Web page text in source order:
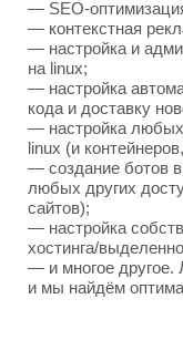
— SEO-
— контекстная
— настройка и
на linux;
— настройка
кода и доставку
— настройка любых
linux (и
— создание ботов
любых других
сайтов);
— настройка
хостинга/
— и многое
и мы найдём